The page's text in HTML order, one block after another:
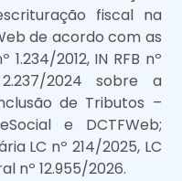
fiscal na
de acordo com as
1.234/2012, IN RFB nº
2024 sobre a
de Tributos –
e DCTFWeb;
LC nº 214/2025, LC
nº 12.955/2026.